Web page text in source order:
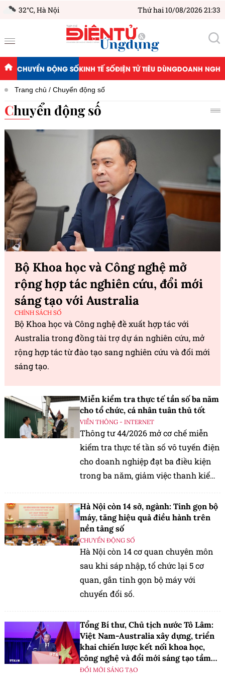
32°C,Hà Nội Thứ hai 10/08/2026 21:33
CHUYỂN ĐỘNG SỐKINH TẾ SỐĐIỆN TỬ TIÊU DÙNGDOANH
Trang chủ Chuyển động số
Chuyển động số
Bộ Khoa học và Công nghệ mở
rộng hợp tác nghiên cứu, đổi mới
sáng tạo với Australia
CHÍNH SÁCH SỐ
Bộ Khoa học và Công nghệ đề xuất hợp tác với
Australia trong đồng tài trợ dự án nghiên cứu, mở
rộng hợp tác từ đào tạo sang nghiên cứu và đổi mới
sáng tạo.
Miễn kiểm tra thực tế tần số ba năm
cho tổ chức, cá nhân tuân thủ tốt
VIỄN THÔNG - INTERNET
Thông tư 44/2026 mở cơ chế miễn
kiểm tra thực tế tần số vô tuyến điện
cho doanh nghiệp đạt ba điều kiện
trong ba năm, giảm việc thanh kiểm
Hà Nội còn 14 sở, ngành: Tinh gọn bộ
máy, tăng hiệu quả điều hành trên
nền tảng số
CHUYỂN ĐỘNG SỐ
Hà Nội còn 14 cơ quan chuyên môn
sau khi sáp nhập, tổ chức lại 5 cơ
quan, gắn tinh gọn bộ máy với
chuyển đổi số.
Tổng Bí thư, Chủ tịch nước Tô Lâm:
Việt Nam-Australia xây dựng, triển
khai chiến lược kết nối khoa học,
công nghệ và đổi mới sáng tạo tầm
nhìn dài hạn
ĐỔI MỚI SÁNG TẠO